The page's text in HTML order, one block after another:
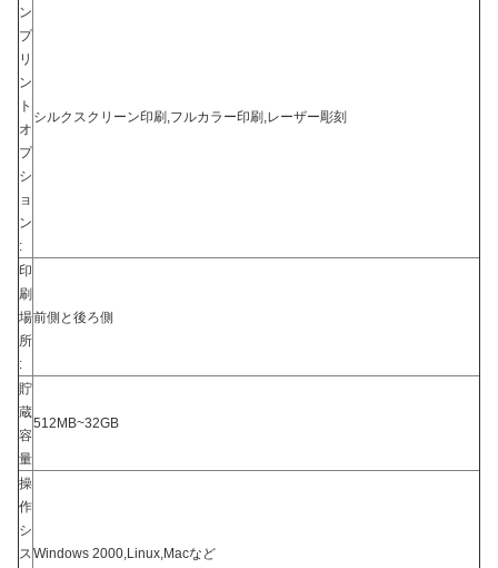
ン
プ
リ
ン
ト
オ
プ
シ
ョ
ン
:
シルクスクリーン印刷,フルカラー印刷,レーザー彫刻
印
刷
場
所
:
前側と後ろ側
貯
蔵
容
量
512MB~32GB
操
作
シ
スWindows 2000,Linux,Macなど